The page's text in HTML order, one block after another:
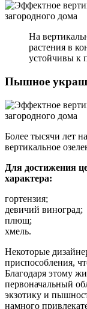
На
растения в
устойчивы к
Пышное
Более тысячи лет
вертикальное
Для достижения
характера:
гортензия;
девичий виноград;
плющ;
хмель.
Некоторые
приспособления,
Благодаря этому
первоначальный
экзотику и
намного